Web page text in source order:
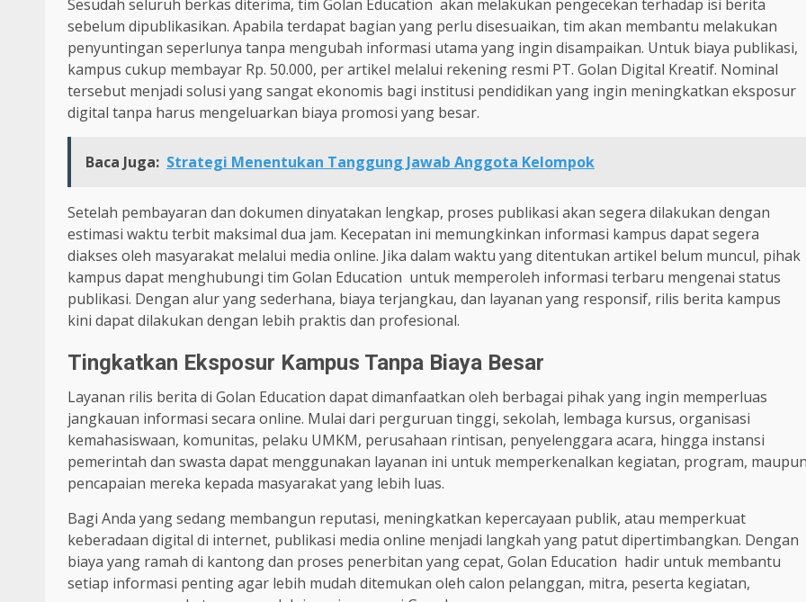
Sesudah seluruh berkas diterima, tim Golan Education akan melakukan pengecekan terhadap isi berita
sebelum dipublikasikan. Apabila terdapat bagian yang perlu disesuaikan, tim akan membantu melakukan
penyuntingan seperlunya tanpa mengubah informasi utama yang ingin disampaikan. Untuk biaya publikasi,
kampus cukup membayar Rp. 50.000, per artikel melalui rekening resmi PT. Golan Digital Kreatif. Nominal
tersebut menjadi solusi yang sangat ekonomis bagi institusi pendidikan yang ingin meningkatkan eksposur
digital tanpa harus mengeluarkan biaya promosi yang besar.
Baca Juga: Strategi Menentukan Tanggung Jawab Anggota Kelompok
Setelah pembayaran dan dokumen dinyatakan lengkap, proses publikasi akan segera dilakukan dengan
estimasi waktu terbit maksimal dua jam. Kecepatan ini memungkinkan informasi kampus dapat segera
diakses oleh masyarakat melalui media online. Jika dalam waktu yang ditentukan artikel belum muncul, pihak
kampus dapat menghubungi tim Golan Education untuk memperoleh informasi terbaru mengenai status
publikasi. Dengan alur yang sederhana, biaya terjangkau, dan layanan yang responsif, rilis berita kampus
kini dapat dilakukan dengan lebih praktis dan profesional.
Tingkatkan Eksposur Kampus Tanpa Biaya Besar
Layanan rilis berita di Golan Education dapat dimanfaatkan oleh berbagai pihak yang ingin memperluas
jangkauan informasi secara online. Mulai dari perguruan tinggi, sekolah, lembaga kursus, organisasi
kemahasiswaan, komunitas, pelaku UMKM, perusahaan rintisan, penyelenggara acara, hingga instansi
pemerintah dan swasta dapat menggunakan layanan ini untuk memperkenalkan kegiatan, program,
pencapaian mereka kepada masyarakat yang lebih luas.
Bagi Anda yang sedang membangun reputasi, meningkatkan kepercayaan publik, atau memperkuat
keberadaan digital di internet, publikasi media online menjadi langkah yang patut dipertimbangkan. Dengan
biaya yang ramah di kantong dan proses penerbitan yang cepat, Golan Education hadir untuk membantu
setiap informasi penting agar lebih mudah ditemukan oleh calon pelanggan, mitra, peserta kegiatan,